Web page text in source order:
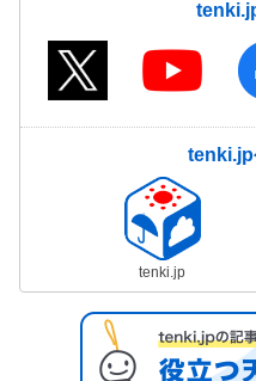
tenki.jp
tenki.jp